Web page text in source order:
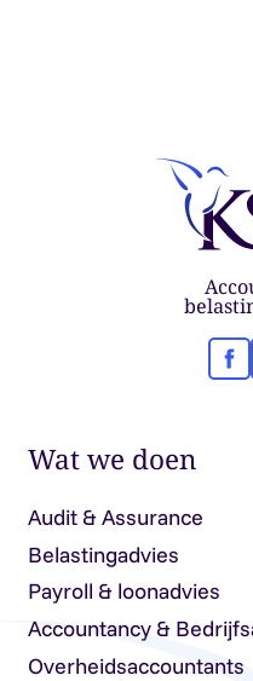
Wat we doen
Audit & Assurance
Belastingadvies
Payroll & loonadvies
Accountancy &
Overheidsaccountants